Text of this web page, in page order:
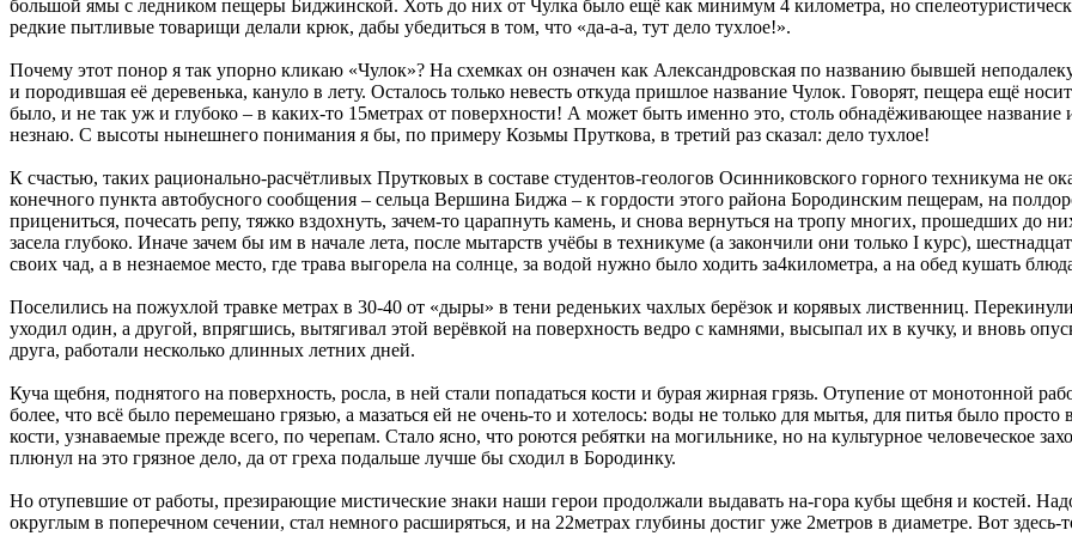
большой ямы с ледником пещеры Биджинской. Хоть до них от Чулка было ещё как минимум 4 километра, но
редкие пытливые товарищи делали крюк, дабы убедиться в том, что «да-а-а, тут дело тухлое!».
Почему этот понор я так упорно кликаю «Чулок»? На схемках он означен как Александровская по названию бывшей
и породившая её деревенька, кануло в лету. Осталось только невесть откуда пришлое название Чулок. Говорят, пещера ещё
было, и не так уж и глубоко – в каких-то 15метрах от поверхности! А может быть именно это, столь обнадёживающее
незнаю. С высоты нынешнего понимания я бы, по примеру Козьмы Пруткова, в третий раз сказал: дело тухлое!
К счастью, таких рационально-расчётливых Прутковых в составе студентов-геологов Осинниковского горного техникума не
конечного пункта автобусного сообщения – сельца Вершина Биджа – к гордости этого района Бородинским пещерам, на
прицениться, почесать репу, тяжко вздохнуть, зачем-то царапнуть камень, и снова вернуться на тропу многих, прошедших до
засела глубоко. Иначе зачем бы им в начале лета, после мытарств учёбы в техникуме (а закончили они только I курс),
своих чад, а в незнаемое место, где трава выгорела на солнце, за водой нужно было ходить за4километра, а на обед кушать
Поселились на пожухлой травке метрах в 30-40 от «дыры» в тени реденьких чахлых берёзок и корявых лиственниц.
уходил один, а другой, впрягшись, вытягивал этой верёвкой на поверхность ведро с камнями, высыпал их в кучку, и вновь
друга, работали несколько длинных летних дней.
Куча щебня, поднятого на поверхность, росла, в ней стали попадаться кости и бурая жирная грязь. Отупение от монотонной
более, что всё было перемешано грязью, а мазаться ей не очень-то и хотелось: воды не только для мытья, для питья было просто
кости, узнаваемые прежде всего, по черепам. Стало ясно, что роются ребятки на могильнике, но на культурное человеческое
плюнул на это грязное дело, да от греха подальше лучше бы сходил в Бородинку.
Но отупевшие от работы, презирающие мистические знаки наши герои продолжали выдавать на-гора кубы щебня и костей.
округлым в поперечном сечении, стал немного расширяться, и на 22метрах глубины достиг уже 2метров в диаметре. Вот